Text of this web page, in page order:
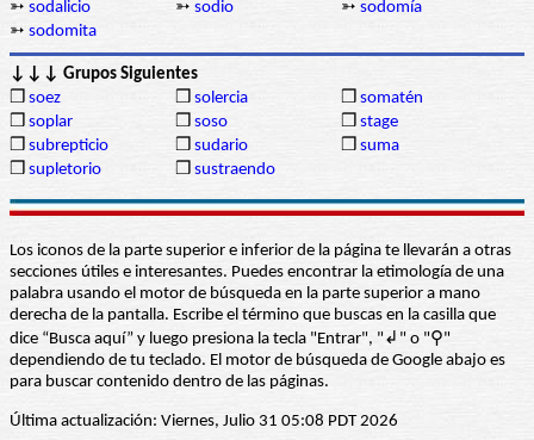
➳ sodalicio ➳ sodio ➳ sodomía
➳ sodomita
↓↓↓ Grupos Siguientes
❒ soez ❒ solercia ❒ somatén
❒ soplar ❒ soso ❒ stage
❒ subrepticio ❒ sudario ❒ suma
❒ supletorio ❒ sustraendo
Los iconos de la parte superior e inferior de la página te llevarán a otras
secciones útiles e interesantes. Puedes encontrar la etimología de una
palabra usando el motor de búsqueda en la parte superior a mano
derecha de la pantalla. Escribe el término que buscas en la casilla que
dice “Busca aquí” y luego presiona la tecla "Entrar", "↲" o "⚲"
dependiendo de tu teclado. El motor de búsqueda de Google abajo es
para buscar contenido dentro de las páginas.
Última actualización: Viernes, Julio 31 05:08 PDT 2026